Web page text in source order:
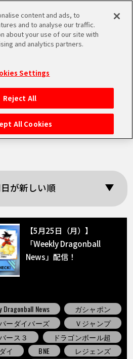
MEN
DE ES
News」
果
が新しい順
【5月25日（月）】
「Weekly Dragonball
News」配信！
Dragonball News
ガシャポン
ーダイバーズ
Ｖジャンプ
ース３
ドラゴンボール超
イ BNE
レジェンズ
content and ads, to
and to analyse our traffic.
about your use of our site with
and analytics partners.
Settings
Reject All
All Cookies